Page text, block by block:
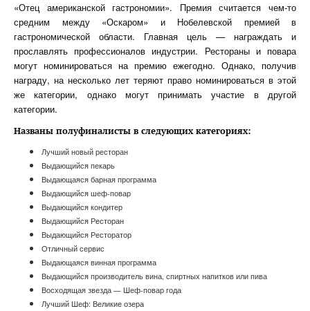
«Отец американской гастрономии». Премия считается чем-то
средним между «Оскаром» и Нобелевской премией в
гастрономической области. Главная цель — награждать и
прославлять профессионалов индустрии. Рестораны и повара
могут номинироваться на премию ежегодно. Однако, получив
награду, на несколько лет теряют право номинироваться в этой
же категории, однако могут принимать участие в другой
категории.
Названы полуфиналисты в следующих категориях:
Лучший новый ресторан
Выдающийся пекарь
Выдающаяся барная программа
Выдающийся шеф-повар
Выдающийся кондитер
Выдающийся Ресторан
Выдающийся Ресторатор
Отличный сервис
Выдающаяся винная программа
Выдающийся производитель вина, спиртных напитков или пива
Восходящая звезда — Шеф-повар года
Лучший Шеф: Великие озера